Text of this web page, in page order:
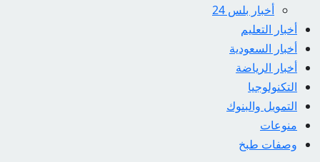
أخبار بلس 24
أخبار التعليم
أخبار السعودية
أخبار الرياضة
التكنولوجيا
التمويل والبنوك
منوعات
وصفات طبخ